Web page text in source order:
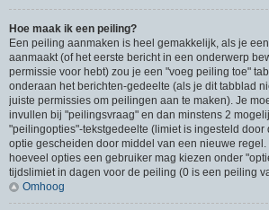
Hoe maak ik een peiling?
Een peiling aanmaken is heel gemakkelijk, als je
aanmaakt (of het eerste bericht in een onderwerp
permissie voor hebt) zou je een "voeg peiling toe"
onderaan het berichten-gedeelte (als je dit tabblad
juiste permissies om peilingen aan te maken). Je
invullen bij "peilingsvraag" en dan minstens 2
"peilingopties"-tekstgedeelte (limiet is ingesteld door
optie gescheiden door middel van een nieuwe
hoeveel opties een gebruiker mag kiezen onder
tijdslimiet in dagen voor de peiling (0 is een peiling
Omhoog